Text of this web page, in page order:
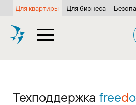
Для квартиры Для бизнеса
Техподдержка freed